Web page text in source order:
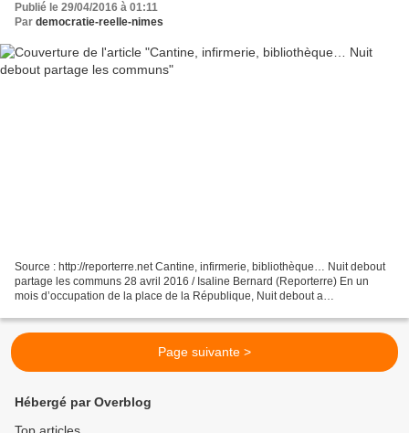
Publié le 29/04/2016 à 01:11
Par democratie-reelle-nimes
Source : http://reporterre.net Cantine, infirmerie, bibliothèque… Nuit debout
partage les communs 28 avril 2016 / Isaline Bernard (Reporterre) En un
mois d’occupation de la place de la République, Nuit debout a
Page suivante >
Hébergé par Overblog